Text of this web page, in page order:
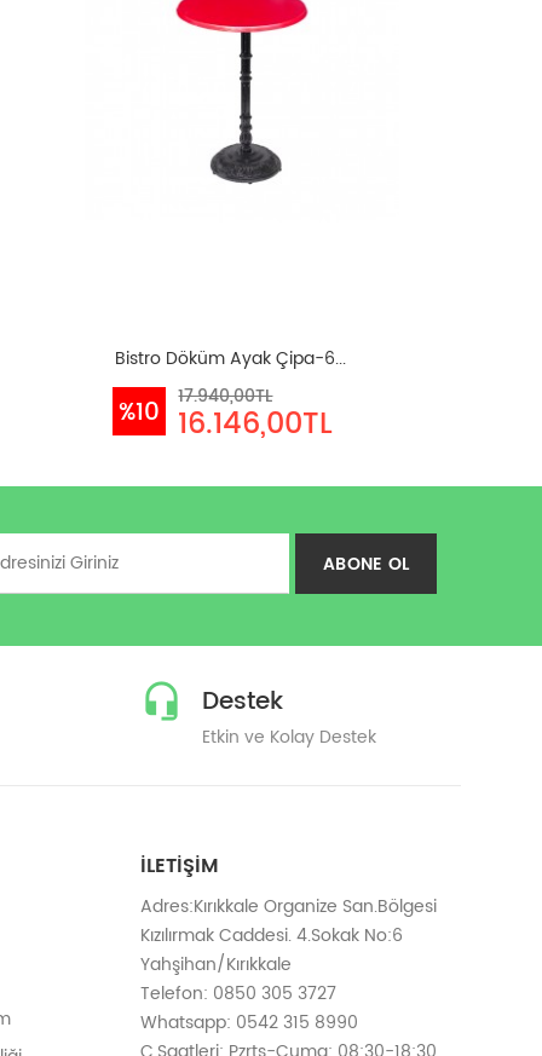
Bistro Döküm Ayak Çipa-6...
%10 17.940,00TL
16.146,00TL
ABONE OL
Destek
Etkin ve Kolay Destek
İLETIŞIM
Adres:Kırıkkale Organize San.Bölgesi
Kızılırmak Caddesi. 4.Sokak No:6
Yahşihan/Kırıkkale
Telefon: 0850 305 3727
Whatsapp: 0542 315 8990